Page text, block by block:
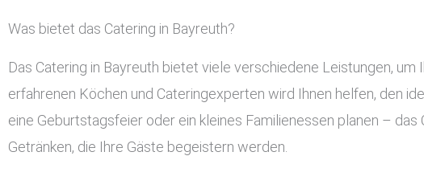
Was bietet das Catering in Bayreuth?
Das Catering in Bayreuth bietet viele verschiedene Leistungen,
erfahrenen Köchen und Cateringexperten wird Ihnen helfen, den
eine Geburtstagsfeier oder ein kleines Familienessen planen –
Getränken, die Ihre Gäste begeistern werden.